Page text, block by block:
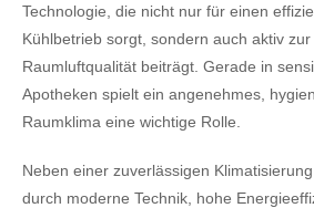
Technologie, die nicht nur für einen
Kühlbetrieb sorgt, sondern auch aktiv
Raumluftqualität beiträgt. Gerade in
Apotheken spielt ein angenehmes,
Raumklima eine wichtige Rolle.
Neben einer zuverlässigen
durch moderne Technik, hohe